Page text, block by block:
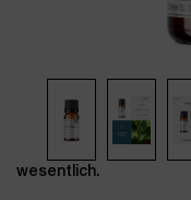
wesentlich.